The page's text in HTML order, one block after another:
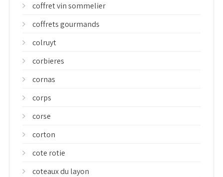
coffret vin sommelier
coffrets gourmands
colruyt
corbieres
cornas
corps
corse
corton
cote rotie
coteaux du layon